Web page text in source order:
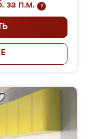
за п.м.
?